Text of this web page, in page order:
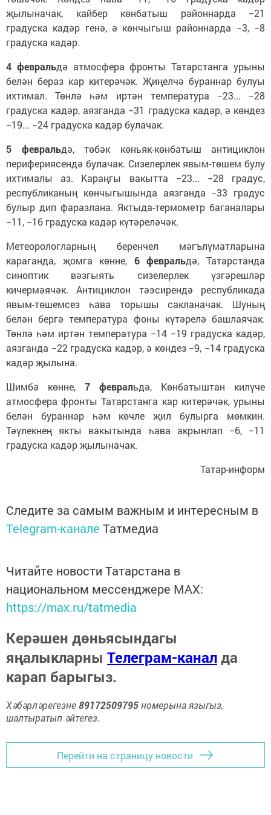
җылыначак, кайбер көнбатыш районнарда −21
градуска кадәр генә, ә көнчыгыш районнарда −3, −8
градуска кадәр.
4 февральдә атмосфера фронты Татарстанга урыны
белән бераз кар китерәчәк. Җиңелчә бураннар булуы
ихтимал. Төнлә һәм иртән температура −23... −28
градуска кадәр, аязганда −31 градуска кадәр, ә көндез
−19... −24 градуска кадәр булачак.
5 февральдә, төбәк көньяк-көнбатыш антициклон
перифериясендә булачак. Сизелерлек явым-төшем булу
ихтималы аз. Караңгы вакытта −23... −28 градус,
республиканың көнчыгышында аязганда −33 градус
булыр дип фаразлана. Яктыда-термометр баганалары
−11, −16 градуска кадәр күтәреләчәк.
Метеорологларның беренчел мәгълүматларына
караганда, җомга көнне, 6 февральдә, Татарстанда
синоптик вәзгыять сизелерлек үзгәрешләр
кичермәячәк. Антициклон тәэсирендә республикада
явым-төшемсез һава торышы сакланачак. Шуның
белән бергә температура фоны күтәрелә башлаячак.
Төнлә һәм иртән температура −14 −19 градуска кадәр,
аязганда −22 градуска кадәр, ә көндез −9, −14 градуска
кадәр җылына.
Шимбә көнне, 7 февральдә, Көнбатыштан килүче
атмосфера фронты Татарстанга кар китерәчәк, урыны
белән бураннар һәм көчле җил булырга мөмкин.
Тәүлекнең якты вакытында һава акрынлап −6, −11
градуска кадәр җылыначак.
Татар-информ
Следите за самым важным и интересным в
Telegram-канале Татмедиа
Читайте новости Татарстана в
национальном мессенджере MАХ:
https://max.ru/tatmedia
Керәшен дөньясындагы
яңалыкларны Телеграм-каналда
карап барыгыз.
Хәбәрләрегезне89172509795номерына языгыз,
шалтыратып әйтегез.
Перейти на страницу новости